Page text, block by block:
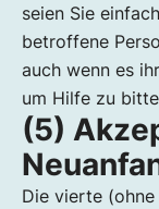
seien Sie
betroffene
auch wenn es
um Hilfe zu
(5)
Die vierte